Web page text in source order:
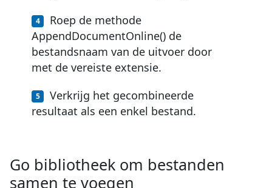
Roep de methode
AppendDocumentOnline() de
bestandsnaam van de uitvoer door
met de vereiste extensie.
Verkrijg het gecombineerde
resultaat als een enkel bestand.
Go bibliotheek om bestanden
samen te voegen